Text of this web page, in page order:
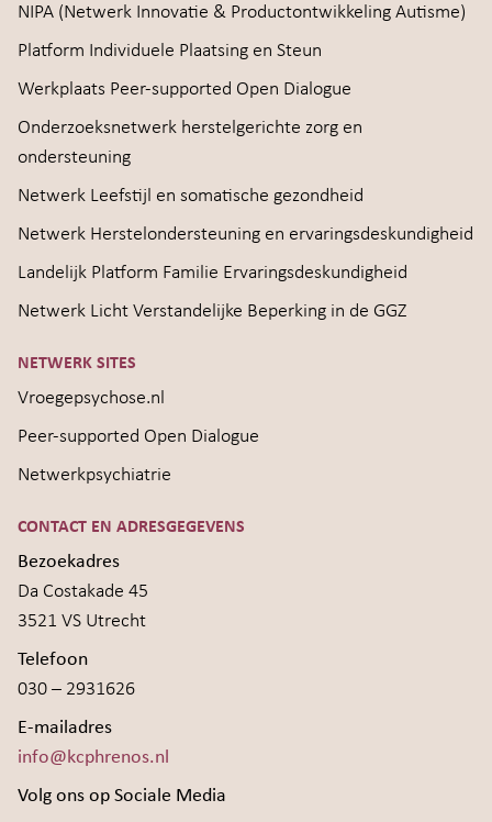
NIPA (Netwerk Innovatie & Productontwikkeling Autisme)
Platform Individuele Plaatsing en Steun
Werkplaats Peer-supported Open Dialogue
Onderzoeksnetwerk herstelgerichte zorg en
ondersteuning
Netwerk Leefstijl en somatische gezondheid
Netwerk Herstelondersteuning en ervaringsdeskundigheid
Landelijk Platform Familie Ervaringsdeskundigheid
Netwerk Licht Verstandelijke Beperking in de GGZ
NETWERK SITES
Vroegepsychose.nl
Peer-supported Open Dialogue
Netwerkpsychiatrie
CONTACT EN ADRESGEGEVENS
Bezoekadres
Da Costakade 45
3521 VS Utrecht
Telefoon
030 – 2931626
E-mailadres
info@kcphrenos.nl
Volg ons op Sociale Media